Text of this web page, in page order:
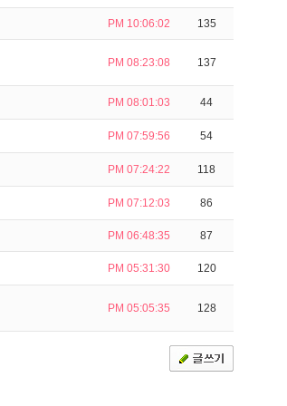
PM 10:06:02 135
PM 08:23:08 137
PM 08:01:03 44
PM 07:59:56 54
PM 07:24:22 118
PM 07:12:03 86
PM 06:48:35 87
PM 05:31:30 120
PM 05:05:35 128